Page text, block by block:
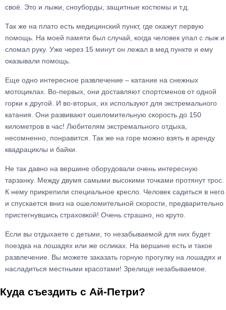
своё. Это и лыжи, сноуборды, защитные костюмы и т.д.
Так же на плато есть медицинский пункт, где окажут первую
помощь. На моей памяти был случай, когда человек упал с лыж и
сломал руку. Уже через 15 минут он лежал в мед пункте и ему
оказывали помощь.
Еще одно интересное развлечение – катание на снежных
мотоциклах. Во-первых, они доставляют спортсменов от одной
горки к другой. И во-вторых, их используют для экстремального
катания. Они развивают ошеломительную скорость до 150
километров в час! Любителям экстремального отдыха,
несомненно, понравится. Так же на горе можно взять в аренду
квадрациклы и байки.
Не так давно на вершине оборудовали очень интересную
тарзанку. Между двумя самыми высокими точками протянут трос.
К нему прикрепили специальное кресло. Человек садиться в него
и спускается вниз на ошеломительной скорости, предварительно
пристегнувшись страховкой! Очень страшно, но круто.
Если вы отдыхаете с детьми, то незабываемой для них будет
поездка на лошадях или же осликах. На вершине есть и такое
развлечение. Вы можете заказать горную прогулку на лошадях и
насладиться местными красотами! Зрелище незабываемое.
Куда съездить с Ай-Петри?